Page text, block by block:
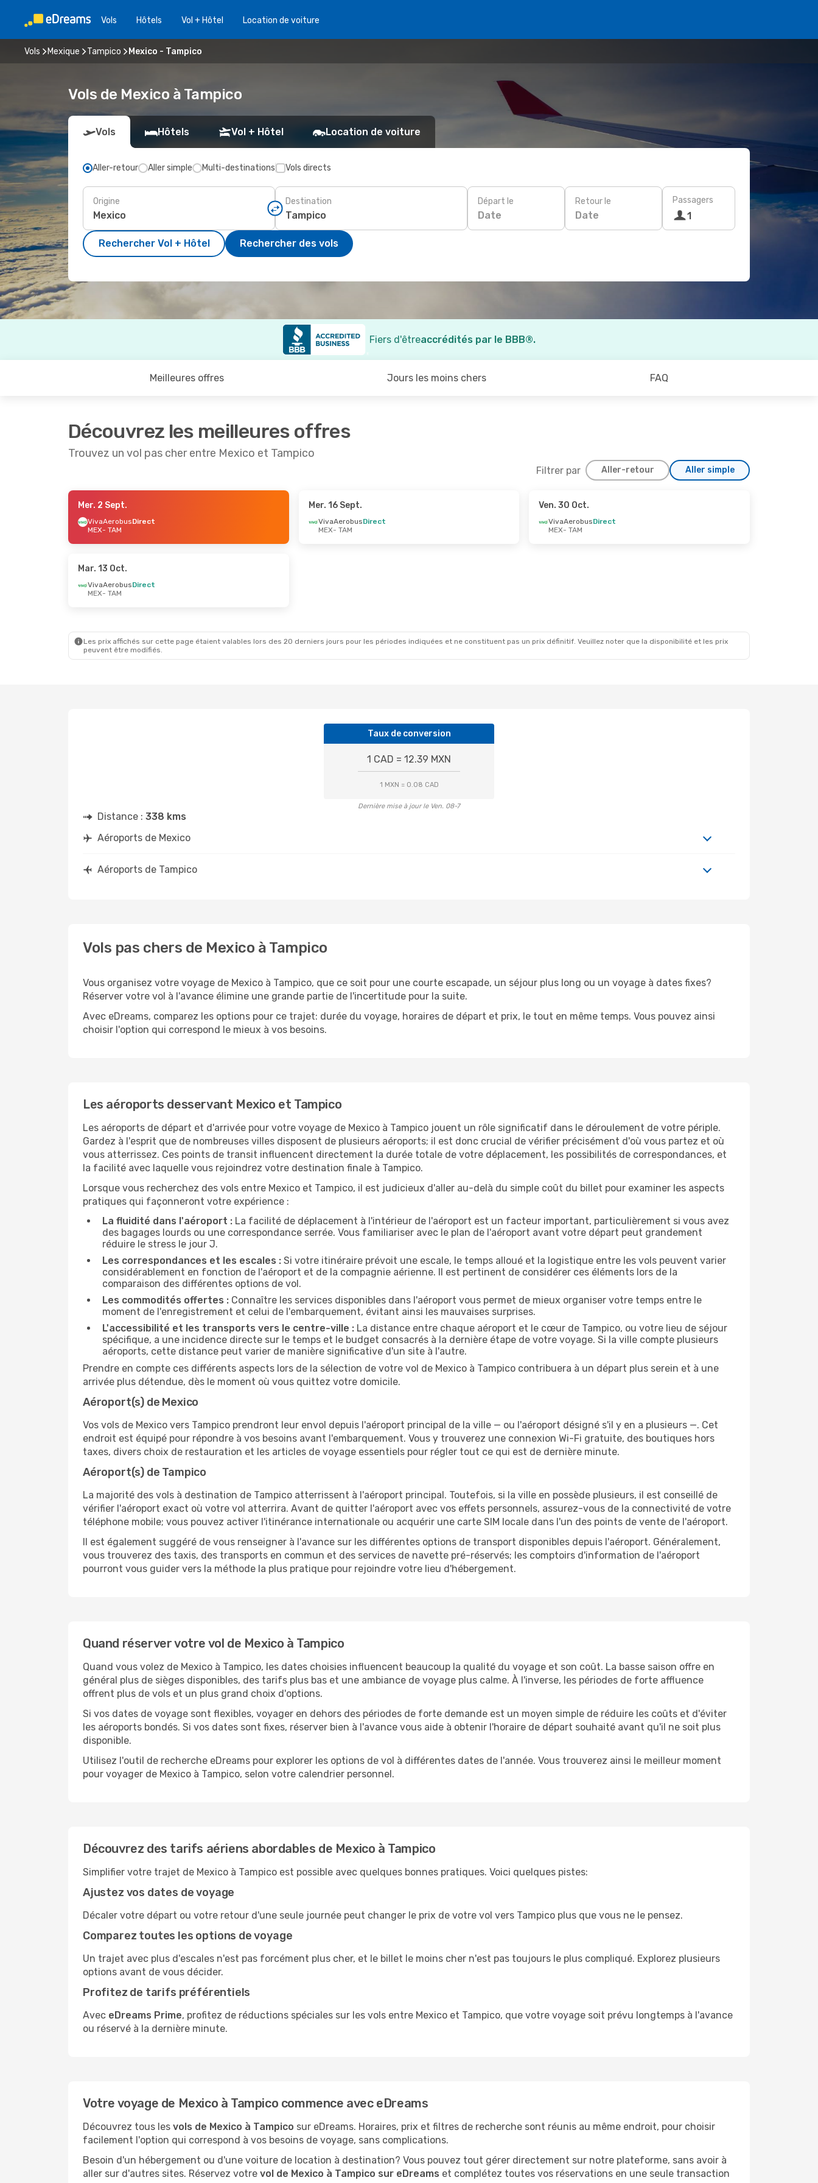
Vols Hôtels Vol + Hôtel Location de voiture
Vols Mexique Tampico Mexico - Tampico
Vols de Mexico à Tampico
Vols Hôtels Vol + Hôtel Location de voiture
Aller-retour Aller simple Multi-destinations Vols directs
Origine Destination Départ le
Date
Retour le
Date
Passagers
1
Rechercher Vol + Hôtel Rechercher des vols
Fiers d'êtreaccrédités par le BBB®.
Meilleures offres Jours les moins chers FAQ
Découvrez les meilleures offres
Trouvez un vol pas cher entre Mexico et Tampico
Filtrer par Aller-retour Aller simple
- Ven. 18 Sept.
- Mer. 4 Nov.
TAM
- MEX
Mer. 2 Sept.
VivaAerobusDirect
MEX- TAM
Mer. 16 Sept.
VivaAerobusDirect
MEX- TAM
Ven. 30 Oct.
VivaAerobusDirect
MEX- TAM
Mar. 13 Oct.
VivaAerobusDirect
MEX- TAM
Les prix affichés sur cette page étaient valables lors des 20 derniers jours pour les périodes indiquées et ne constituent pas un prix définitif. Veuillez noter que la disponibilité et les prix
peuvent être modifiés.
Taux de conversion
1 CAD = 12.39 MXN
1 MXN = 0.08 CAD
Dernière mise à jour le Ven. 08-7
Distance : 338 kms
Aéroports de Mexico
Aéroports de Tampico
Vols pas chers de Mexico à Tampico
Vous organisez votre voyage de Mexico à Tampico, que ce soit pour une courte escapade, un séjour plus long ou un voyage à dates fixes?
Réserver votre vol à l'avance élimine une grande partie de l'incertitude pour la suite.
Avec eDreams, comparez les options pour ce trajet: durée du voyage, horaires de départ et prix, le tout en même temps. Vous pouvez ainsi
choisir l'option qui correspond le mieux à vos besoins.
Les aéroports desservant Mexico et Tampico
Les aéroports de départ et d'arrivée pour votre voyage de Mexico à Tampico jouent un rôle significatif dans le déroulement de votre périple.
Gardez à l'esprit que de nombreuses villes disposent de plusieurs aéroports; il est donc crucial de vérifier précisément d'où vous partez et où
vous atterrissez. Ces points de transit influencent directement la durée totale de votre déplacement, les possibilités de correspondances, et
la facilité avec laquelle vous rejoindrez votre destination finale à Tampico.
Lorsque vous recherchez des vols entre Mexico et Tampico, il est judicieux d'aller au-delà du simple coût du billet pour examiner les aspects
pratiques qui façonneront votre expérience :
La fluidité dans l'aéroport : La facilité de déplacement à l'intérieur de l'aéroport est un facteur important, particulièrement si vous avez
des bagages lourds ou une correspondance serrée. Vous familiariser avec le plan de l'aéroport avant votre départ peut grandement
réduire le stress le jour J.
Les correspondances et les escales : Si votre itinéraire prévoit une escale, le temps alloué et la logistique entre les vols peuvent varier
considérablement en fonction de l'aéroport et de la compagnie aérienne. Il est pertinent de considérer ces éléments lors de la
comparaison des différentes options de vol.
Les commodités offertes : Connaître les services disponibles dans l'aéroport vous permet de mieux organiser votre temps entre le
moment de l'enregistrement et celui de l'embarquement, évitant ainsi les mauvaises surprises.
L'accessibilité et les transports vers le centre-ville : La distance entre chaque aéroport et le cœur de Tampico, ou votre lieu de séjour
spécifique, a une incidence directe sur le temps et le budget consacrés à la dernière étape de votre voyage. Si la ville compte plusieurs
aéroports, cette distance peut varier de manière significative d'un site à l'autre.
Prendre en compte ces différents aspects lors de la sélection de votre vol de Mexico à Tampico contribuera à un départ plus serein et à une
arrivée plus détendue, dès le moment où vous quittez votre domicile.
Aéroport(s) de Mexico
Vos vols de Mexico vers Tampico prendront leur envol depuis l'aéroport principal de la ville — ou l'aéroport désigné s'il y en a plusieurs —. Cet
endroit est équipé pour répondre à vos besoins avant l'embarquement. Vous y trouverez une connexion Wi-Fi gratuite, des boutiques hors
taxes, divers choix de restauration et les articles de voyage essentiels pour régler tout ce qui est de dernière minute.
Aéroport(s) de Tampico
La majorité des vols à destination de Tampico atterrissent à l'aéroport principal. Toutefois, si la ville en possède plusieurs, il est conseillé de
vérifier l'aéroport exact où votre vol atterrira. Avant de quitter l'aéroport avec vos effets personnels, assurez-vous de la connectivité de votre
téléphone mobile; vous pouvez activer l'itinérance internationale ou acquérir une carte SIM locale dans l'un des points de vente de l'aéroport.
Il est également suggéré de vous renseigner à l'avance sur les différentes options de transport disponibles depuis l'aéroport. Généralement,
vous trouverez des taxis, des transports en commun et des services de navette pré-réservés; les comptoirs d'information de l'aéroport
pourront vous guider vers la méthode la plus pratique pour rejoindre votre lieu d'hébergement.
Quand réserver votre vol de Mexico à Tampico
Quand vous volez de Mexico à Tampico, les dates choisies influencent beaucoup la qualité du voyage et son coût. La basse saison offre en
général plus de sièges disponibles, des tarifs plus bas et une ambiance de voyage plus calme. À l'inverse, les périodes de forte affluence
offrent plus de vols et un plus grand choix d'options.
Si vos dates de voyage sont flexibles, voyager en dehors des périodes de forte demande est un moyen simple de réduire les coûts et d'éviter
les aéroports bondés. Si vos dates sont fixes, réserver bien à l'avance vous aide à obtenir l'horaire de départ souhaité avant qu'il ne soit plus
disponible.
Utilisez l'outil de recherche eDreams pour explorer les options de vol à différentes dates de l'année. Vous trouverez ainsi le meilleur moment
pour voyager de Mexico à Tampico, selon votre calendrier personnel.
Découvrez des tarifs aériens abordables de Mexico à Tampico
Simplifier votre trajet de Mexico à Tampico est possible avec quelques bonnes pratiques. Voici quelques pistes:
Ajustez vos dates de voyage
Décaler votre départ ou votre retour d'une seule journée peut changer le prix de votre vol vers Tampico plus que vous ne le pensez.
Comparez toutes les options de voyage
Un trajet avec plus d'escales n'est pas forcément plus cher, et le billet le moins cher n'est pas toujours le plus compliqué. Explorez plusieurs
options avant de vous décider.
Profitez de tarifs préférentiels
Avec eDreams Prime, profitez de réductions spéciales sur les vols entre Mexico et Tampico, que votre voyage soit prévu longtemps à l'avance
ou réservé à la dernière minute.
Votre voyage de Mexico à Tampico commence avec eDreams
Découvrez tous les vols de Mexico à Tampico sur eDreams. Horaires, prix et filtres de recherche sont réunis au même endroit, pour choisir
facilement l'option qui correspond à vos besoins de voyage, sans complications.
Besoin d'un hébergement ou d'une voiture de location à destination? Vous pouvez tout gérer directement sur notre plateforme, sans avoir à
aller sur d'autres sites. Réservez votre vol de Mexico à Tampico sur eDreams et complétez toutes vos réservations en une seule transaction